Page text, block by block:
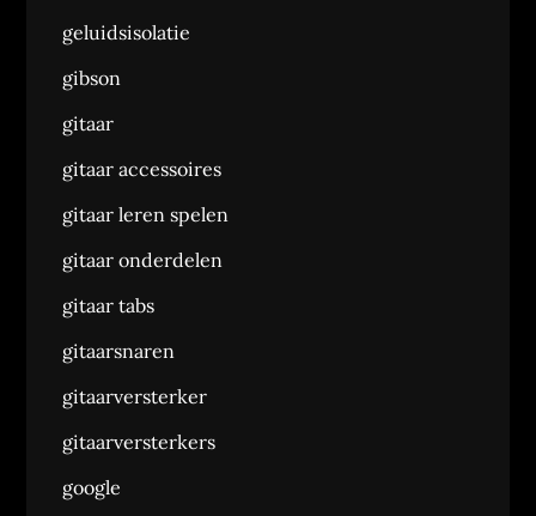
geluidsisolatie
gibson
gitaar
gitaar accessoires
gitaar leren spelen
gitaar onderdelen
gitaar tabs
gitaarsnaren
gitaarversterker
gitaarversterkers
google